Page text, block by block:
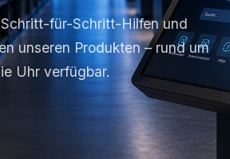
für-Schritt-Hilfen und
unseren Produkten – rund um
Uhr verfügbar.